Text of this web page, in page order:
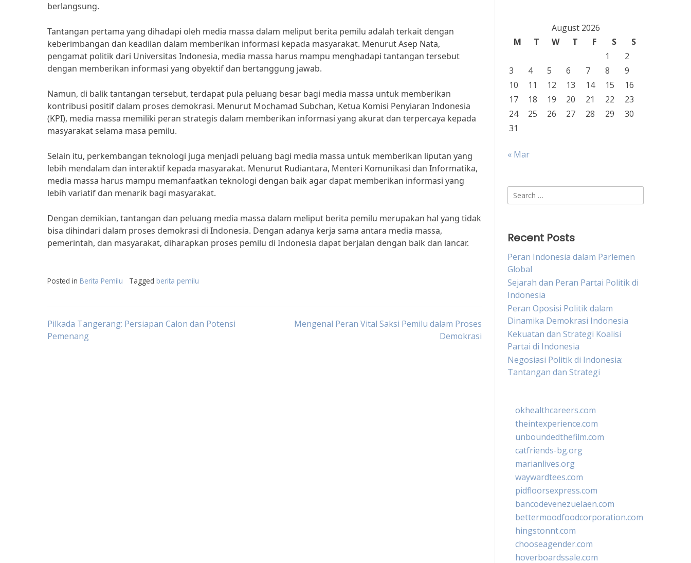
berlangsung.
Tantangan pertama yang dihadapi oleh media massa dalam meliput berita pemilu adalah terkait dengan
keberimbangan dan keadilan dalam memberikan informasi kepada masyarakat. Menurut Asep Nata,
pengamat politik dari Universitas Indonesia, media massa harus mampu menghadapi tantangan tersebut
dengan memberikan informasi yang obyektif dan bertanggung jawab.
Namun, di balik tantangan tersebut, terdapat pula peluang besar bagi media massa untuk memberikan
kontribusi positif dalam proses demokrasi. Menurut Mochamad Subchan, Ketua Komisi Penyiaran Indonesia
(KPI), media massa memiliki peran strategis dalam memberikan informasi yang akurat dan terpercaya kepada
masyarakat selama masa pemilu.
Selain itu, perkembangan teknologi juga menjadi peluang bagi media massa untuk memberikan liputan yang
lebih mendalam dan interaktif kepada masyarakat. Menurut Rudiantara, Menteri Komunikasi dan Informatika,
media massa harus mampu memanfaatkan teknologi dengan baik agar dapat memberikan informasi yang
lebih variatif dan menarik bagi masyarakat.
Dengan demikian, tantangan dan peluang media massa dalam meliput berita pemilu merupakan hal yang tidak
bisa dihindari dalam proses demokrasi di Indonesia. Dengan adanya kerja sama antara media massa,
pemerintah, dan masyarakat, diharapkan proses pemilu di Indonesia dapat berjalan dengan baik dan lancar.
Posted in Berita Pemilu Tagged berita pemilu
Post
Pilkada Tangerang: Persiapan Calon dan Potensi
Pemenang
Mengenal Peran Vital Saksi Pemilu dalam Proses
Demokrasi
August 2026
M
T W T F S
S
1
2
3
4 5 6 7 8
9
10
11 12 13 14 15
16
17
18 19 20 21 22
23
24
25 26 27 28 29
30
31
« Mar
Search
for:
Recent Posts
Peran Indonesia dalam Parlemen
Global
Sejarah dan Peran Partai Politik di
Indonesia
Peran Oposisi Politik dalam
Dinamika Demokrasi Indonesia
Kekuatan dan Strategi Koalisi
Partai di Indonesia
Negosiasi Politik di Indonesia:
Tantangan dan Strategi
okhealthcareers.com
theintexperience.com
unboundedthefilm.com
catfriends-bg.org
marianlives.org
waywardtees.com
pidfloorsexpress.com
bancodevenezuelaen.com
bettermoodfoodcorporation.com
hingstonnt.com
chooseagender.com
hoverboardssale.com